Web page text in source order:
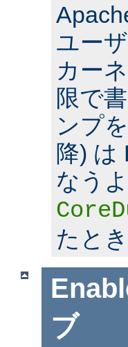
ユー
カー
限で
ンプを
降) は
なう
たと
ブ